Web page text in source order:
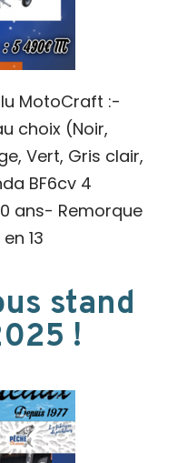
MotoCraft :-
choix (Noir,
Vert, Gris clair,
BF6cv 4
ans- Remorque
13
stand
!